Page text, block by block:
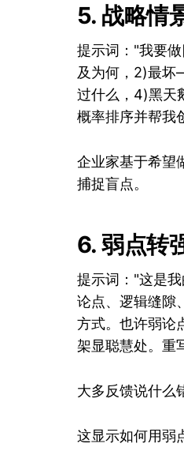
5. 战略情
提示词："我要
及为何，2)最
过什么，4)黑天
概率排序并帮我
企业家基于希望
捕捉盲点。
6. 弱点转
提示词："这是
论点、逻辑缝隙
方式。也许弱论
架显聪慧处。重
大多反馈说什么
这显示如何用弱